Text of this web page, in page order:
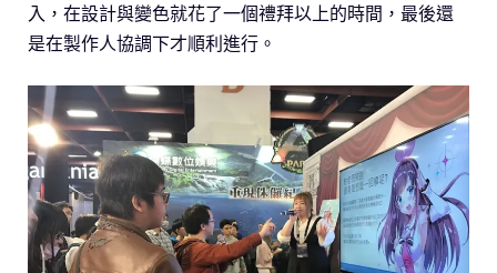
入，在設計與變色就花了一個禮拜以上的時間，最後還
是在製作人協調下才順利進行。